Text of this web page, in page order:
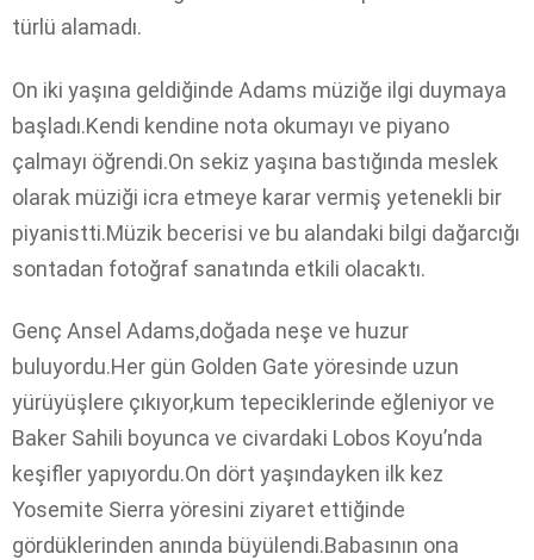
türlü alamadı.
On iki yaşına geldiğinde Adams müziğe ilgi duymaya
başladı.Kendi kendine nota okumayı ve piyano
çalmayı öğrendi.On sekiz yaşına bastığında meslek
olarak müziği icra etmeye karar vermiş yetenekli bir
piyanistti.Müzik becerisi ve bu alandaki bilgi dağarcığı
sontadan fotoğraf sanatında etkili olacaktı.
Genç Ansel Adams,doğada neşe ve huzur
buluyordu.Her gün Golden Gate yöresinde uzun
yürüyüşlere çıkıyor,kum tepeciklerinde eğleniyor ve
Baker Sahili boyunca ve civardaki Lobos Koyu’nda
keşifler yapıyordu.On dört yaşındayken ilk kez
Yosemite Sierra yöresini ziyaret ettiğinde
gördüklerinden anında büyülendi.Babasının ona